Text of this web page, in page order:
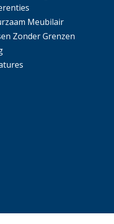
Meubilair
Zonder Grenzen